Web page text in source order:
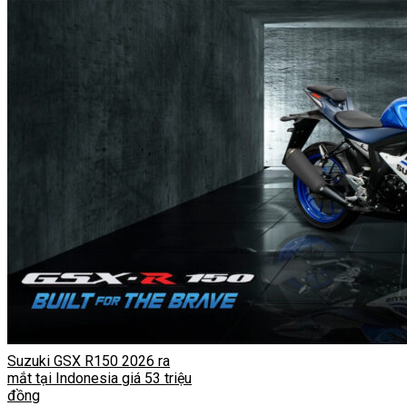
Suzuki GSX R150 2026 ra
mắt tại Indonesia giá 53 triệu
đồng